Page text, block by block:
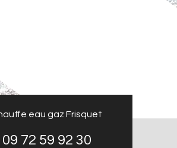
eau gaz Frisquet
09 72 59 92 30